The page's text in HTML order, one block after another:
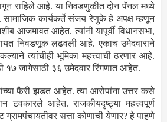
राहिले आहे. या निवडणुकीत दोन पॅनल मध्ये
कार्यकर्ते संजय रेणुके हे अपक्ष म्हणून
आजमावत आहेत. त्यांनी यापूर्वी विधानसभा,
निवडणूक लढवली आहे. एकाच उमेदवाराने
त्यांचीही भूमिका महत्त्वाची ठरणार आहे.
१७ जागेसाठी ३६ उमेदवार रिंगणात आहेत.
फैरी झडत आहेत. त्या आरोपांना उत्तर कसे
आहेत. राजकीयदृष्ट्या महत्त्वपूर्ण
सत्ता कोणाची येणार? हे पाहणे